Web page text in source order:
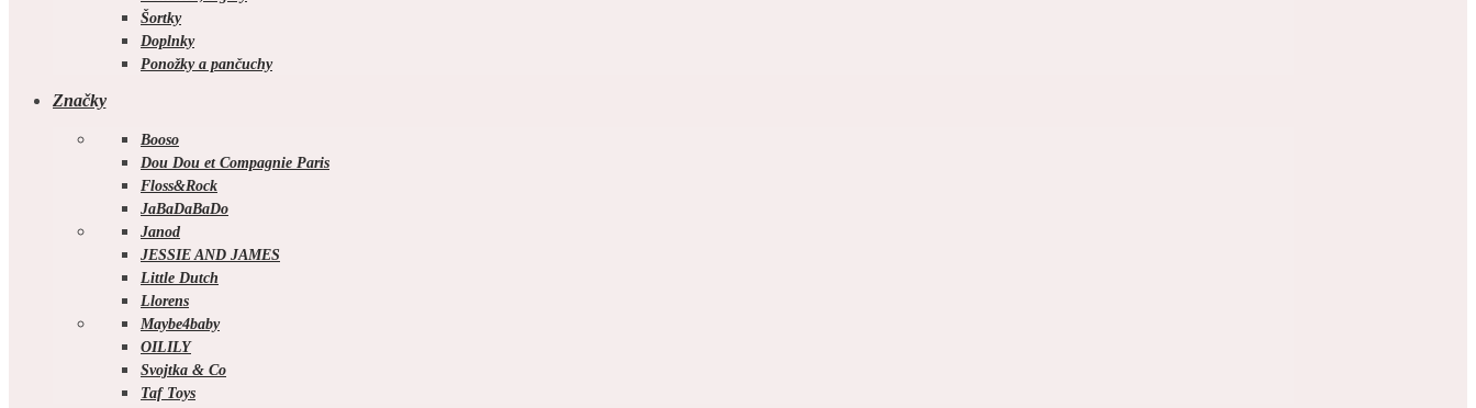
Šortky
Doplnky
Ponožky a pančuchy
Značky
Booso
Dou Dou et Compagnie Paris
Floss&Rock
JaBaDaBaDo
Janod
JESSIE AND JAMES
Little Dutch
Llorens
Maybe4baby
OILILY
Svojtka & Co
Taf Toys